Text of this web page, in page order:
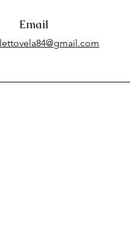
Email